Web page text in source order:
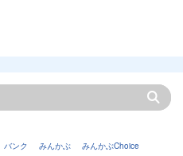
バンク みんかぶ みんかぶChoice